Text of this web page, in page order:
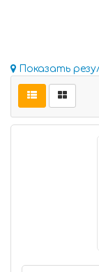
Показать